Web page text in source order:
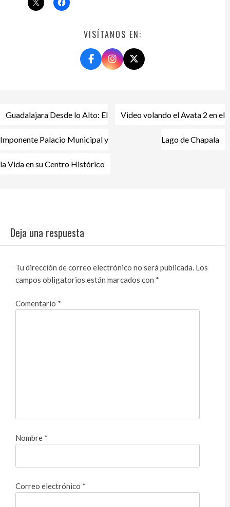
VISÍTANOS EN:
Navegación
entradas
Guadalajara Desde lo Alto: El
Imponente Palacio Municipal y
la Vida en su Centro Histórico
Video volando el Avata 2 en el
Lago de Chapala
Deja una respuesta
Tu dirección de correo electrónico no será publicada. Los
campos obligatorios están marcados con *
Comentario *
Nombre *
Correo electrónico *